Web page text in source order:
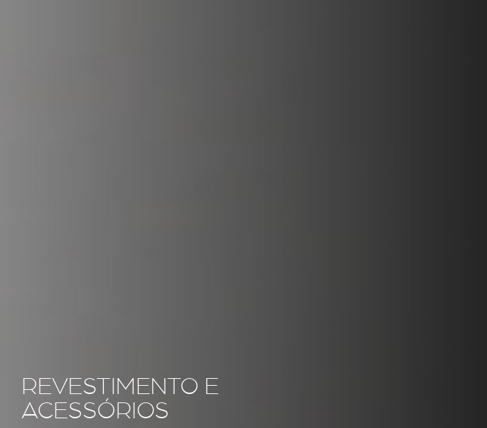
REVESTIMENTO E
ACESSÓRIOS